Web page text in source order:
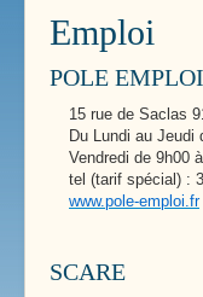
Emploi
POLE
15 rue de Saclas
Du Lundi au Jeudi
Vendredi de 9h00
tel (tarif spécial) :
www.pole-emploi.fr
SCARE